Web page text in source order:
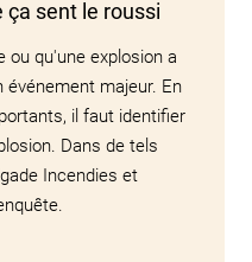
ça sent le roussi
ou qu'une explosion a
événement majeur. En
il faut identifier
Dans de tels
Incendies et